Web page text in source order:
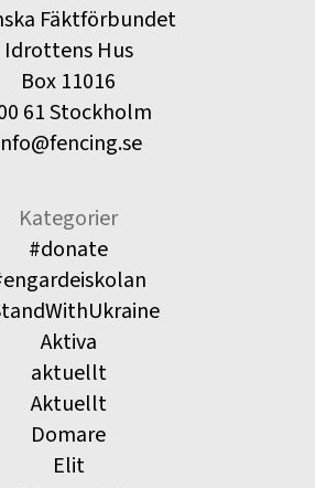
Fäktförbundet
Idrottens Hus
Box 11016
61 Stockholm
Kategorier
#donate
Aktiva
aktuellt
Aktuellt
Domare
Elit